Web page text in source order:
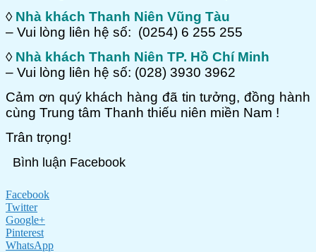
◊ Nhà khách Thanh Niên Vũng Tàu
– Vui lòng liên hệ số: (0254) 6 255 255
◊ Nhà khách Thanh Niên TP. Hồ Chí Minh
– Vui lòng liên hệ số: (028) 3930 3962
Cảm ơn quý khách hàng đã tin tưởng, đồng hành
cùng Trung tâm Thanh thiếu niên miền Nam !
Trân trọng!
Bình luận Facebook
Facebook
Twitter
Google+
Pinterest
WhatsApp